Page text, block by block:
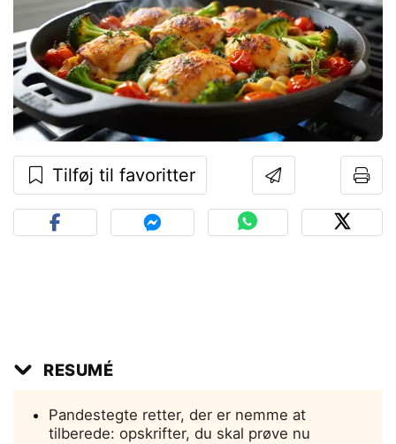
Tilføj til favoritter
RESUMÉ
Pandestegte retter, der er nemme at
tilberede: opskrifter, du skal prøve nu